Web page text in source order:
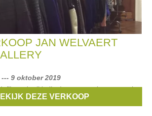
JAN WELVAERT
9 oktober 2019
stuks (kleding) voor zowel mannen als
vanaf 70% en zelf meer ....
DEZE VERKOOP